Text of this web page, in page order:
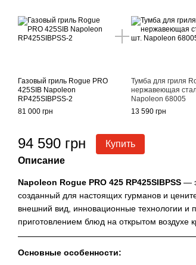
Газовый гриль Rogue PRO
425SIB Napoleon
RP425SIBPSS-2
81 000 грн
Тумба для гриля
нержавеющая
Napoleon 68005
13 590 грн
94 590 грн
Купить
Описание
Napoleon Rogue PRO 425 RP425SIBPSS —
созданный для настоящих гурманов и
внешний вид, инновационные технологии и
приготовлением блюд на открытом воздухе
Основные особенности: